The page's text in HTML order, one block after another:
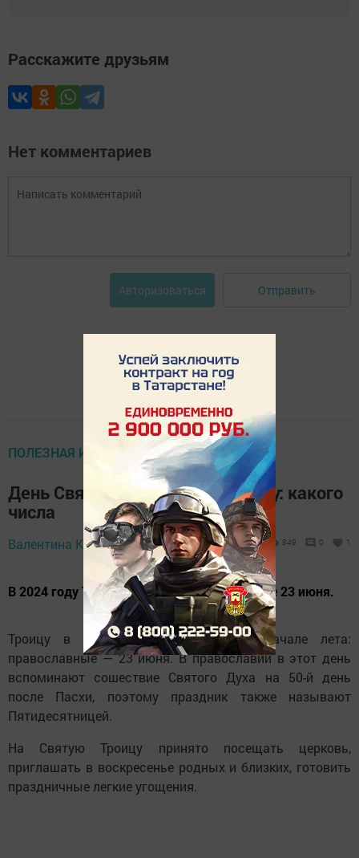
Расскажите друзьям
Нет комментариев
Авторизоваться Отправить
ПОЛЕЗНАЯ ИНФОРМАЦИЯ
День Святой Троицы в 2024 году: какого
числа
Валентина Коростелева, 22 июня 2024 -
09:11
849 0 1
В 2024 году Троицу отмечают в воскресенье 23 июня.
Троицу в 2024 году празднуют в начале лета:
православные — 23 июня. В православии в этот день
вспоминают сошествие Святого Духа на 50-й день
после Пасхи, поэтому праздник также называют
Пятидесятницей.
На Святую Троицу принято посещать церковь,
приглашать в воскресенье родных и близких, готовить
праздничные легкие угощения.